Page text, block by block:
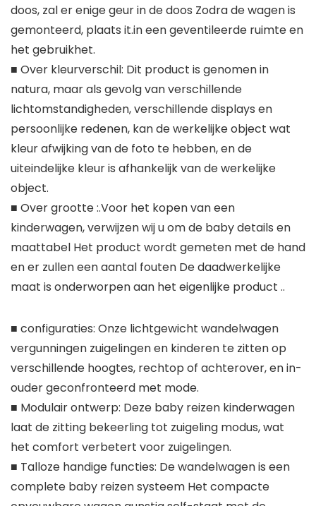
doos, zal er enige geur in de doos Zodra de wagen is
gemonteerd, plaats it.in een geventileerde ruimte en
het gebruikhet.
■ Over kleurverschil: Dit product is genomen in
natura, maar als gevolg van verschillende
lichtomstandigheden, verschillende displays en
persoonlijke redenen, kan de werkelijke object wat
kleur afwijking van de foto te hebben, en de
uiteindelijke kleur is afhankelijk van de werkelijke
object.
■ Over grootte :.Voor het kopen van een
kinderwagen, verwijzen wij u om de baby details en
maattabel Het product wordt gemeten met de hand
en er zullen een aantal fouten De daadwerkelijke
maat is onderworpen aan het eigenlijke product ..
■ configuraties: Onze lichtgewicht wandelwagen
vergunningen zuigelingen en kinderen te zitten op
verschillende hoogtes, rechtop of achterover, en in-
ouder geconfronteerd met mode.
■ Modulair ontwerp: Deze baby reizen kinderwagen
laat de zitting bekeerling tot zuigeling modus, wat
het comfort verbetert voor zuigelingen.
■ Talloze handige functies: De wandelwagen is een
complete baby reizen systeem Het compacte